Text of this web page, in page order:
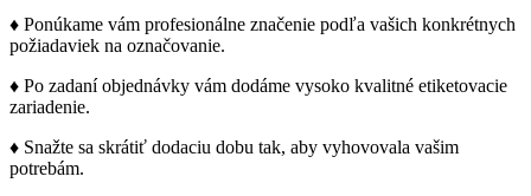
♦ Ponúkame vám profesionálne značenie podľa vašich konkrétnych
požiadaviek na označovanie.
♦ Po zadaní objednávky vám dodáme vysoko kvalitné etiketovacie
zariadenie.
♦ Snažte sa skrátiť dodaciu dobu tak, aby vyhovovala vašim
potrebám.